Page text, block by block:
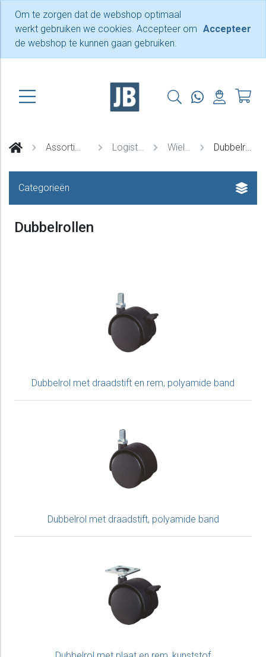
Om te zorgen dat de webshop optimaal
werkt gebruiken we cookies. Accepteer om
de webshop te kunnen gaan gebruiken.
Accepteer
Assortiment Logistiek Wielen Dubbelrollen
Categorieën
Dubbelrollen
Dubbelrol met draadstift en rem, polyamide band
Dubbelrol met draadstift, polyamide band